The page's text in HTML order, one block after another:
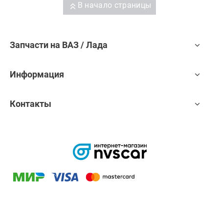
В начало страницы
Запчасти на ВАЗ / Лада
Информация
Контакты